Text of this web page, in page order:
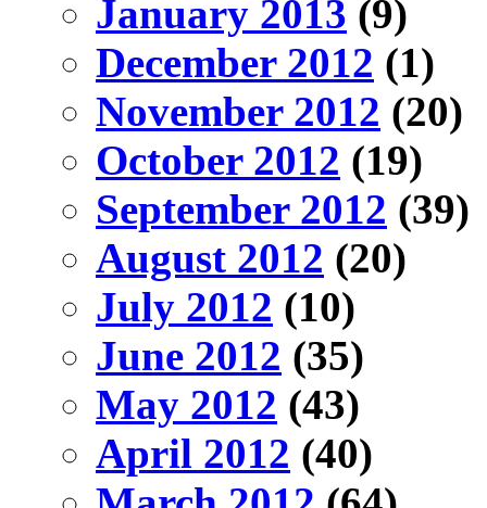
January 2013 (9)
December 2012 (1)
November 2012 (20)
October 2012 (19)
September 2012 (39)
August 2012 (20)
July 2012 (10)
June 2012 (35)
May 2012 (43)
April 2012 (40)